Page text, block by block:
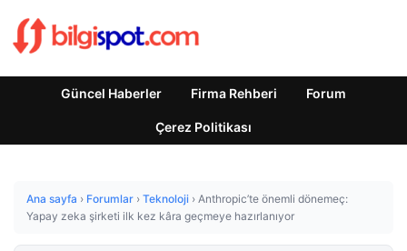
Güncel Haberler Firma Rehberi Forum
Çerez Politikası
Ana sayfa › Forumlar › Teknoloji › Anthropic’te önemli dönemeç:
Yapay zeka şirketi ilk kez kâra geçmeye hazırlanıyor